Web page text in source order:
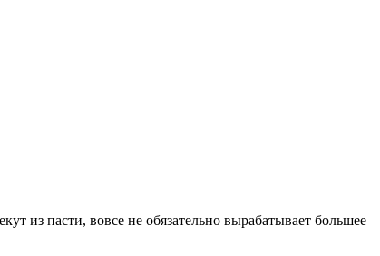
из пасти, вовсе не обязательно вырабатывает большее